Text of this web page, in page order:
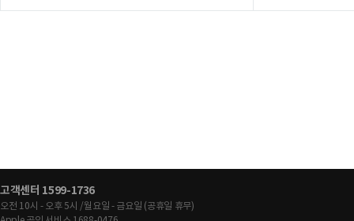
고객센터 1599-1736
오전 10시 - 오후 5시 /월요일 - 금요일 (공휴일 휴무)